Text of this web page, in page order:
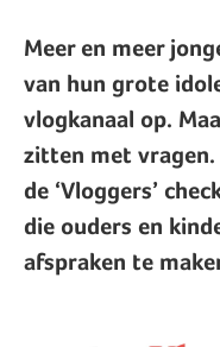
Meer en meer
van hun grote
vlogkanaal op.
zitten met vragen.
de ‘Vloggers’
die ouders en
afspraken te